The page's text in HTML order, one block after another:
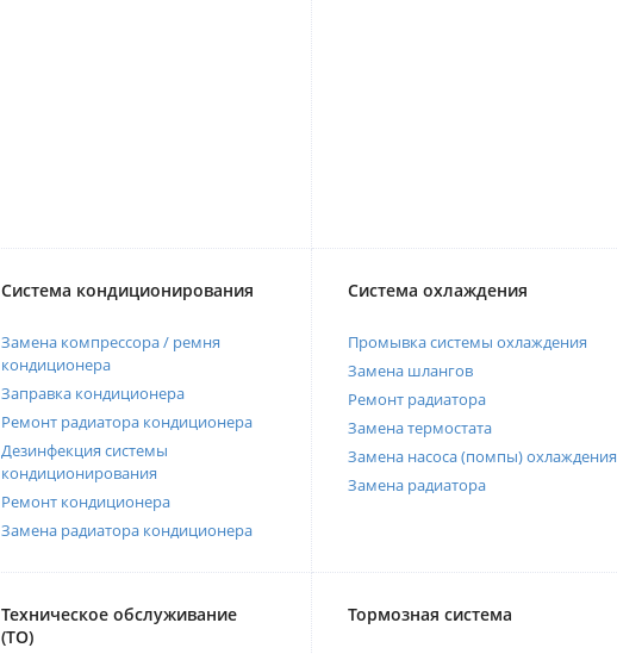
Система кондиционирования
Замена компрессора / ремня
кондиционера
Заправка кондиционера
Ремонт радиатора кондиционера
Дезинфекция системы
кондиционирования
Ремонт кондиционера
Замена радиатора кондиционера
Система охлаждения
Промывка системы охлаждения
Замена шлангов
Ремонт радиатора
Замена термостата
Замена насоса (помпы) охлаждения
Замена радиатора
Техническое обслуживание
(ТО)
Тормозная система